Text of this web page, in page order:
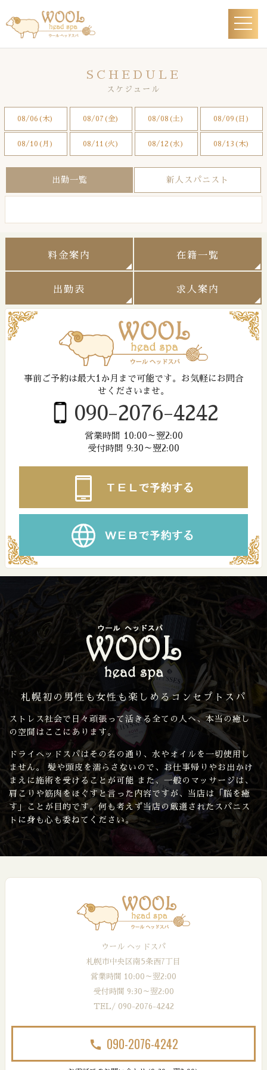
SCHEDULE
スケジュール
08/06(木) 08/07(金) 08/08(土) 08/09(日)
08/10(月) 08/11(火) 08/12(水) 08/13(木)
出勤一覧 新人スパニスト
料金案内 在籍一覧
出勤表 求人案内
事前ご予約は最大1か月まで可能です。 お気軽にお問合
せくださいませ。
090-2076-4242
営業時間 10:00～翌2:00
受付時間 9:30～翌2:00
札幌初の男性も女性も楽しめるコンセプトスパ
ストレス社会で日々頑張って活きる全ての人へ、本当の癒し
の空間はここにあります。
ドライヘッドスパはその名の通り、水やオイルを一切使用し
ません。 髪や頭皮を濡らさないので、お仕事帰りやお出かけ
まえに施術を受けることが可能 また、一般のマッサージは、
肩こりや筋肉をほぐすと言った内容ですが、当店は「脳を癒
す」ことが目的です。何も考えず当店の厳選されたスパニス
トに身も心も委ねてください。
ウール ヘッドスパ
札幌市中央区南5条西7丁目
営業時間 10:00～翌2:00
受付時間 9:30～翌2:00
TEL/ 090-2076-4242
call 090-2076-4242